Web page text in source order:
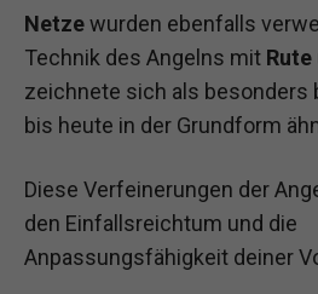
Netzewurden ebenfalls
Technik des Angelns mit Rute
zeichnete sich als besonders
bis heute in der Grundform
Diese Verfeinerungen der
den Einfallsreichtum und die
Anpassungsfähigkeit deiner